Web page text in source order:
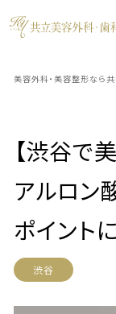
美容外科・美容整形なら
【渋谷で
アルロン
ポイント
渋谷